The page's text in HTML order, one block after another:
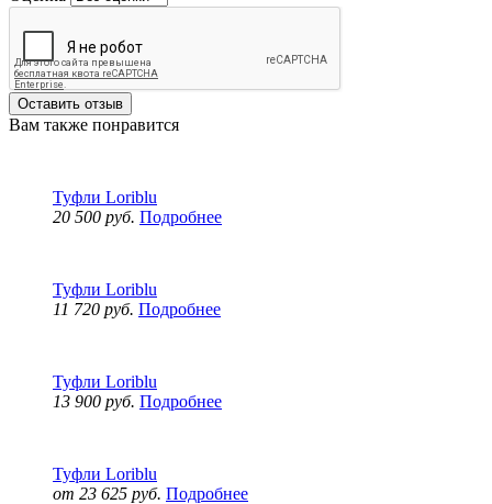
Оставить отзыв
Вам также понравится
Туфли Loriblu
20 500 руб. Подробнее
Туфли Loriblu
11 720 руб. Подробнее
Туфли Loriblu
13 900 руб. Подробнее
Туфли Loriblu
от 23 625 руб. Подробнее